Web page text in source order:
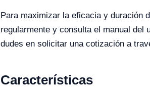
Para maximizar la eficacia y duración
regularmente y consulta el manual
dudes en solicitar una cotización a
Características